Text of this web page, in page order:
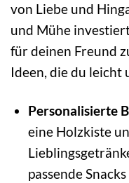
von Liebe und
und Mühe
für deinen Freund
Ideen, die du leicht
Personalisierte
eine Holzkiste
passende